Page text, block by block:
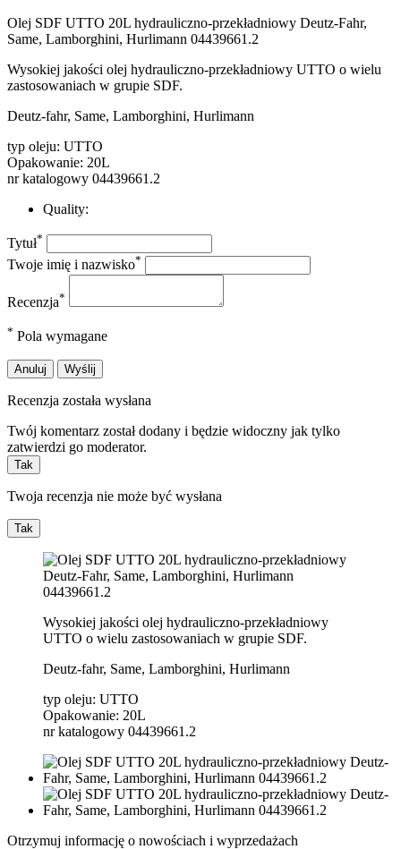
Olej SDF UTTO 20L hydrauliczno-przekładniowy Deutz-Fahr,
Same, Lamborghini, Hurlimann 04439661.2
Wysokiej jakości olej hydrauliczno-przekładniowy UTTO o wielu
zastosowaniach w grupie SDF.
Deutz-fahr, Same, Lamborghini, Hurlimann
typ oleju: UTTO
Opakowanie: 20L
nr katalogowy 04439661.2
Quality:
Tytuł*
Twoje imię i nazwisko*
Recenzja*
* Pola wymagane
Anuluj Wyślij
Recenzja została wysłana
Twój komentarz został dodany i będzie widoczny jak tylko
zatwierdzi go moderator.
Tak
Twoja recenzja nie może być wysłana
Tak
Wysokiej jakości olej hydrauliczno-przekładniowy
UTTO o wielu zastosowaniach w grupie SDF.
Deutz-fahr, Same, Lamborghini, Hurlimann
typ oleju: UTTO
Opakowanie: 20L
nr katalogowy 04439661.2
Otrzymuj informację o nowościach i wyprzedażach